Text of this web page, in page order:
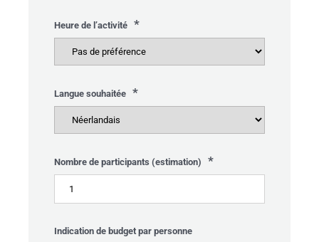
Heure de l’activité *
Langue souhaitée *
Nombre de participants (estimation) *
Indication de budget par personne